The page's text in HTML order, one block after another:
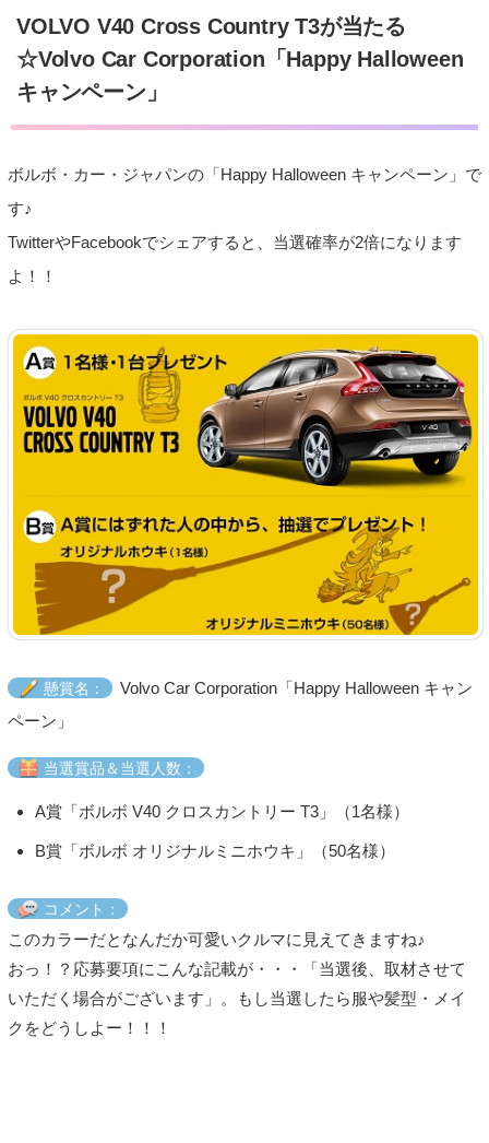
VOLVO V40 Cross Country T3が当たる
☆Volvo Car Corporation「Happy Halloween
キャンペーン」
ボルボ・カー・ジャパンの「Happy Halloween キャンペーン」で
す♪
TwitterやFacebookでシェアすると、当選確率が2倍になります
よ！！
懸賞名：
Volvo Car Corporation「Happy Halloween キャン
ペーン」
当選賞品＆当選人数：
A賞「ボルボ V40 クロスカントリー T3」（1名様）
B賞「ボルボ オリジナルミニホウキ」（50名様）
コメント：
このカラーだとなんだか可愛いクルマに見えてきますね♪
おっ！？応募要項にこんな記載が・・・「当選後、取材させて
いただく場合がございます」。もし当選したら服や髪型・メイ
クをどうしよー！！！